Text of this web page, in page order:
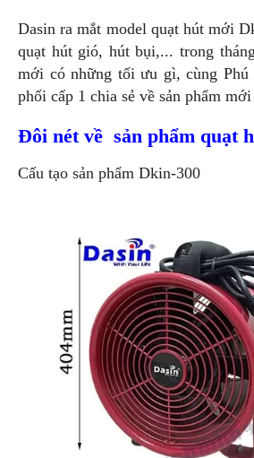
Dasin ra mắt model quạt hút mới
quạt hút gió, hút bụi,... trong
mới có những tối ưu gì, cùng Phú
phối cấp 1 chia sẻ về sản phẩm
Đôi nét về sản phẩm quạt
Cấu tạo sản phẩm Dkin-300